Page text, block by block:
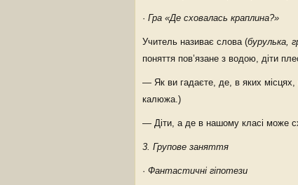
· Гра «Де сховалась краплина?»
Учитель називає слова (бурулька,
поняття пов’язане з водою, діти
— Як ви гадаєте, де, в яких
калюжа.)
— Діти, а де в нашому класі може
3. Групове заняття
· Фантастичні гіпотези